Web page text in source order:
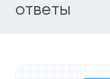
ответы